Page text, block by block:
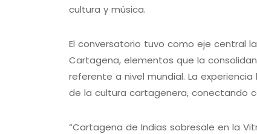
cultura y música.
El conversatorio tuvo como eje central
Cartagena, elementos que la
referente a nivel mundial. La
de la cultura cartagenera, conectando
“Cartagena de Indias sobresale en la